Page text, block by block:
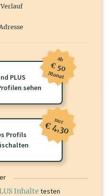
wirtschaft.at PLUS Inhalte
Schalten Sie dieses Profil frei
zu sehen.
PLUS
sehen
ab
€ 50
Monat
Profils
nur
€ 4,30
Inhalte testen